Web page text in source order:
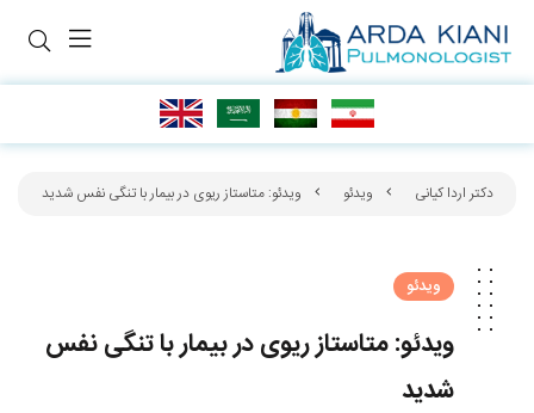
دکتر اردا کیانی ویدئو ویدئو: متاستاز ریوی در بیمار با تنگی نفس شدید
ویدئو
ویدئو: متاستاز ریوی در بیمار با تنگی نفس
شدید